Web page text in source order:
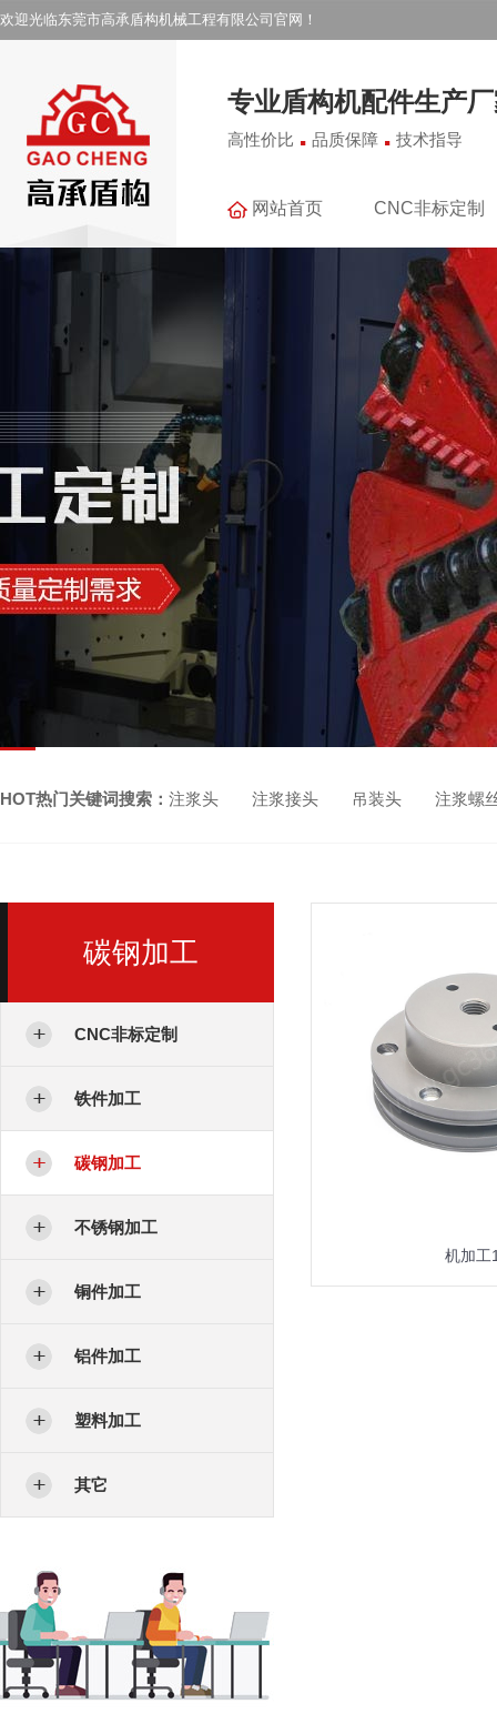
欢迎光临东莞市高承盾构机械工程有限公司官网！
专业盾构机配件生产
高性价比 . 品质保障 . 技术指导
网站首页 CNC非标定制
HOT热门关键词搜索： 注浆头 注浆接头 吊装头 注浆螺
碳钢加工
CNC非标定制
铁件加工
碳钢加工
不锈钢加工
铜件加工
铝件加工
塑料加工
其它
机加工